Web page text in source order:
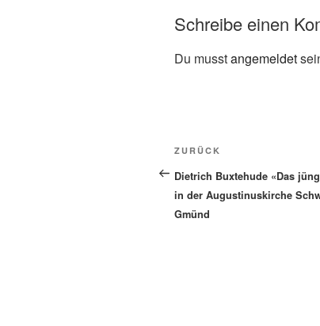
Schreibe einen
Du musstangemeldet
Vorheriger
Beitrag
ZURÜCK
Dietrich Buxtehude «Das
in der Augustinuskirche
Gmünd